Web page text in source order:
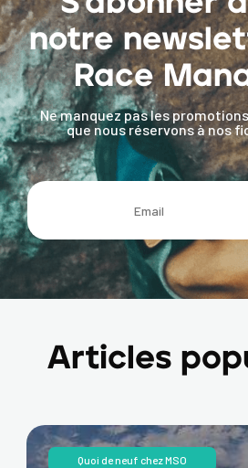
notre
Race
Ne manquez pas les
que nous réservons à nos
Articles
Quoi de neuf chez MSO